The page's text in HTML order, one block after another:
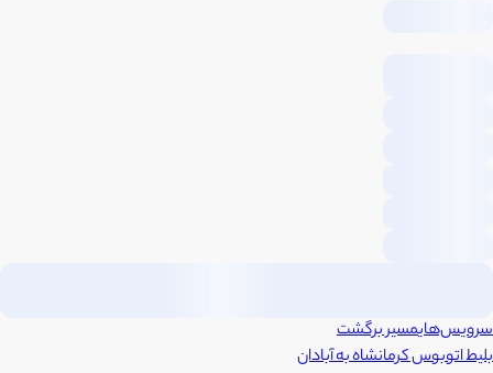
سرویس‌هایمسیر برگشت
بلیط اتوبوسکرمانشاهبهآبادان